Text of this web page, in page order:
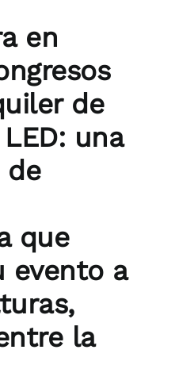
en
de
una
de
que
evento a
la